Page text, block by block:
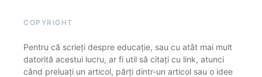
COPYRIGHT
Pentru că scrieți despre educație, sau cu atât mai mult
datorită acestui lucru, ar fi util să citați cu link, atunci
când preluați un articol, părți dintr-un articol sau o idee